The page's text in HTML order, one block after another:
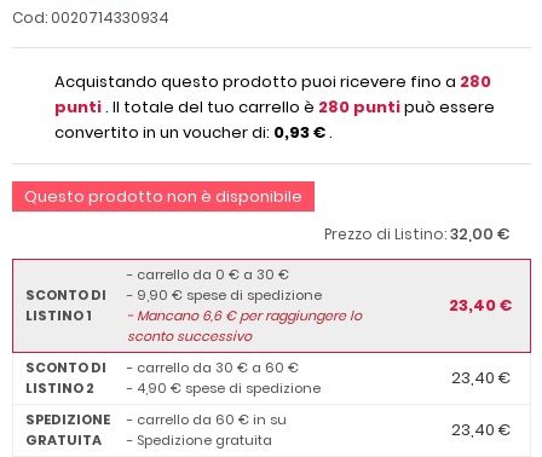
Cod: 0020714330934
Acquistando questo prodotto puoi ricevere fino a 280
punti. Il totale del tuo carrello è 280 puntipuò essere
convertito in un voucher di: 0,93 €.
Questo prodotto non è disponibile
Prezzo di Listino:32,00 €
SCONTO DI
LISTINO 1
- carrello da 0 € a 30 €
- 9,90 € spese di spedizione
-Mancano6,6€ per raggiungere lo
sconto successivo
23,40 €
SCONTO DI
LISTINO 2
- carrello da 30 € a 60 €
- 4,90 € spese di spedizione
23,40 €
SPEDIZIONE
GRATUITA
- carrello da 60 € in su
- Spedizione gratuita
23,40 €